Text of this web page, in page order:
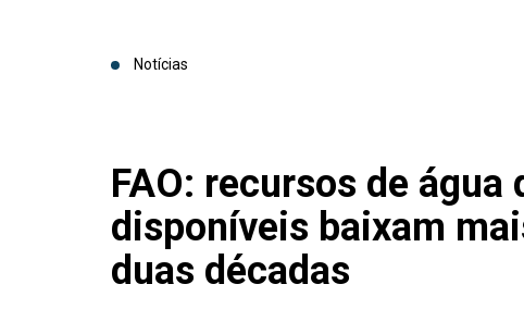
Notícias
FAO: recursos de água
disponíveis baixam
duas décadas